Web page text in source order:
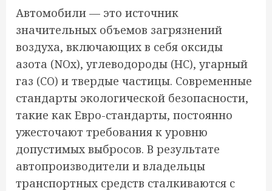
Автомобили — это источник
значительных объемов загрязнений
воздуха, включающих в себя оксиды
азота (NOx), углеводороды (HC), угарный
газ (CO) и твердые частицы. Современные
стандарты экологической безопасности,
такие как Евро-стандарты, постоянно
ужесточают требования к уровню
допустимых выбросов. В результате
автопроизводители и владельцы
транспортных средств сталкиваются с